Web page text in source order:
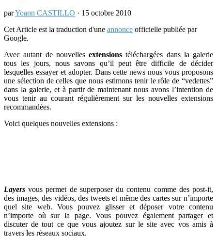
parYoann CASTILLO · 15 octobre 2010
Cet Article est la traduction d'une annonce officielle publiée par
Google.
Avec autant de nouvelles extensions téléchargées dans la galerie
tous les jours, nous savons qu’il peut être difficile de décider
lesquelles essayer et adopter. Dans cette news nous vous proposons
une sélection de celles que nous estimons tenir le rôle de “vedettes”
dans la galerie, et à partir de maintenant nous avons l’intention de
vous tenir au courant régulièrement sur les nouvelles extensions
recommandées.
Voici quelques nouvelles extensions :
Layers vous permet de superposer du contenu comme des post-it,
des images, des vidéos, des tweets et même des cartes sur n’importe
quel site web. Vous pouvez glisser et déposer votre contenu
n’importe où sur la page.Vous pouvez également partager et
discuter de tout ce que vous ajoutez sur le site avec vos amis à
travers les réseaux sociaux.